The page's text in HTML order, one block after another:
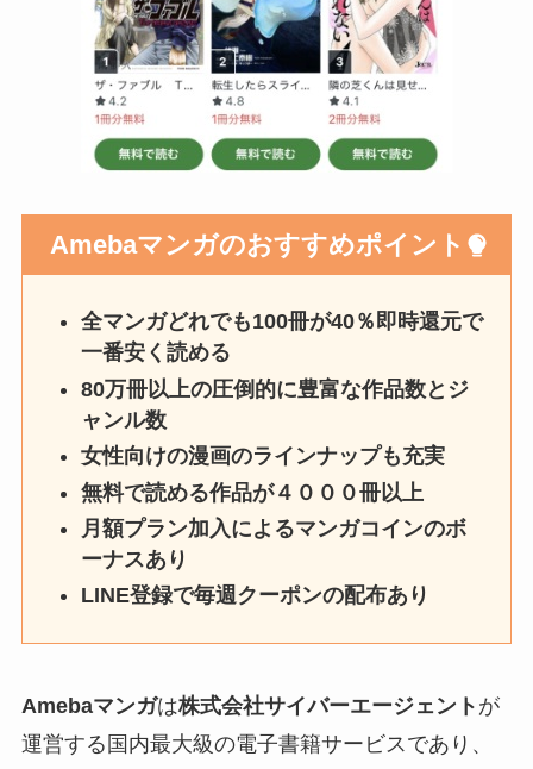
Amebaマンガのおすすめポイント
全マンガどれでも100冊が40％即時還元で
一番安く読める
80万冊以上の圧倒的に豊富な作品数とジ
ャンル数
女性向けの漫画のラインナップも充実
無料で読める作品が４０００冊以上
月額プラン加入によるマンガコインのボ
ーナスあり
LINE登録で毎週クーポンの配布あり
Amebaマンガは株式会社サイバーエージェント が
運営する国内最大級の電子書籍サービスであり、